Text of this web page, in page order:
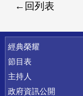
回列表
快速連結
經典榮耀
節目表
主持人
政府資訊公開